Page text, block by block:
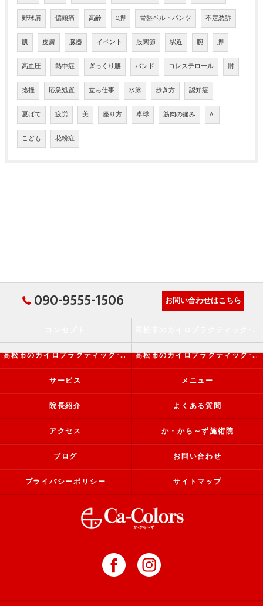
野球肩 偏頭痛 高齢 O脚 骨盤ベルトパンツ 不定愁訴
肌 皮膚 臓器 イベント 股関節 駅近 腕 脚
高血圧 熱中症 ぎっくり腰 バンド コレステロール 肘
捻挫 応急処置 立ち仕事 水泳 歩き方 認知症
夏ばて 疲労 美 座り方 卓球 筋肉の痛み AI
こども 花粉症
090-9555-1506 お問い合わせはこちら
高松市のカイロプラクティック･か・から～ず施術院の評判 高松市のカイロプラクティック･か・から～ず施術院のお客様の声
サービス メニュー
院長紹介 よくある質問
アクセス か・から～ず施術院
ブログ お問い合わせ
プライバシーポリシー サイトマップ